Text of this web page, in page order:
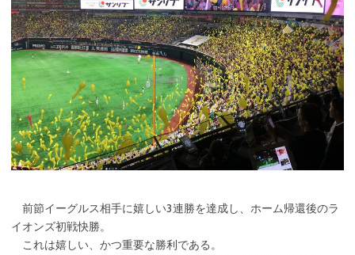
前節イーグルス相手に嬉しい3連勝を達成し、ホーム帰還後のラ
イオンズ初戦快勝。
これは嬉しい、かつ重要な勝利である。